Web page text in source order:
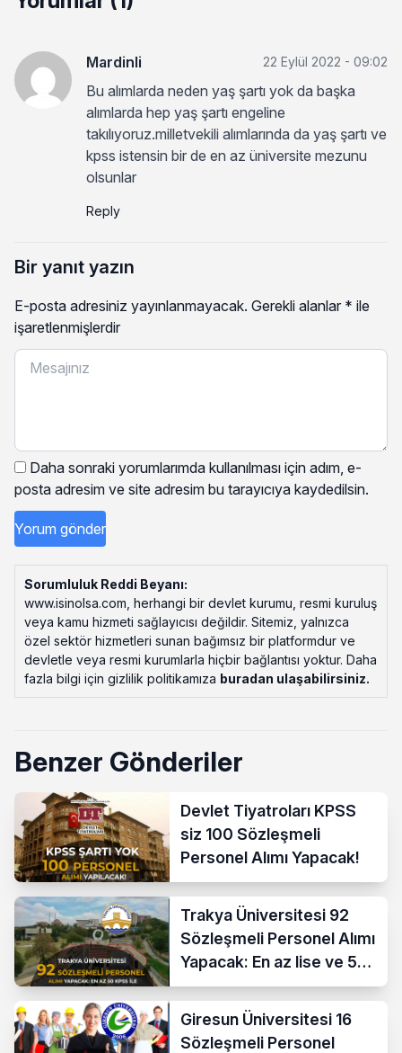
Mardinli 22 Eylül 2022 - 09:02
Bu alımlarda neden yaş şartı yok da başka
alımlarda hep yaş şartı engeline
takılıyoruz.milletvekili alımlarında da yaş şartı ve
kpss istensin bir de en az üniversite mezunu
olsunlar
Reply
Bir yanıt yazın
E-posta adresiniz yayınlanmayacak. Gerekli alanlar * ile
işaretlenmişlerdir
Daha sonraki yorumlarımda kullanılması için adım, e-
posta adresim ve site adresim bu tarayıcıya kaydedilsin.
Sorumluluk Reddi Beyanı:
www.isinolsa.com, herhangi bir devlet kurumu, resmi kuruluş
veya kamu hizmeti sağlayıcısı değildir. Sitemiz, yalnızca
özel sektör hizmetleri sunan bağımsız bir platformdur ve
devletle veya resmi kurumlarla hiçbir bağlantısı yoktur. Daha
fazla bilgi için gizlilik politikamıza buradan ulaşabilirsiniz.
Benzer Gönderiler
Devlet Tiyatroları KPSS
siz 100 Sözleşmeli
Personel Alımı Yapacak!
Trakya Üniversitesi 92
Sözleşmeli Personel Alımı
Yapacak: En az lise ve 50
KPSS İle
Giresun Üniversitesi 16
Sözleşmeli Personel